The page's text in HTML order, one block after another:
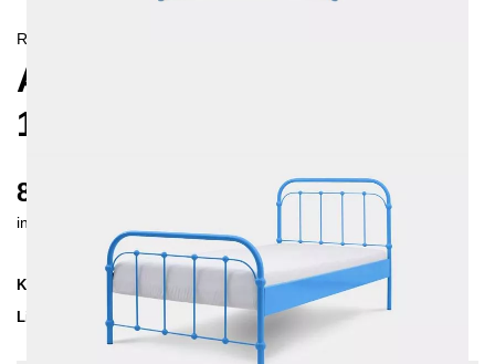
RETRO/
AMITA METALLBETT
120X200 CM
865 €
inkl. MwSt. inkl. Versandkosten (DE)
Kollektion
Lieferzeit
3-4 Wochen | vsl. 28. Aug - 4. Sep